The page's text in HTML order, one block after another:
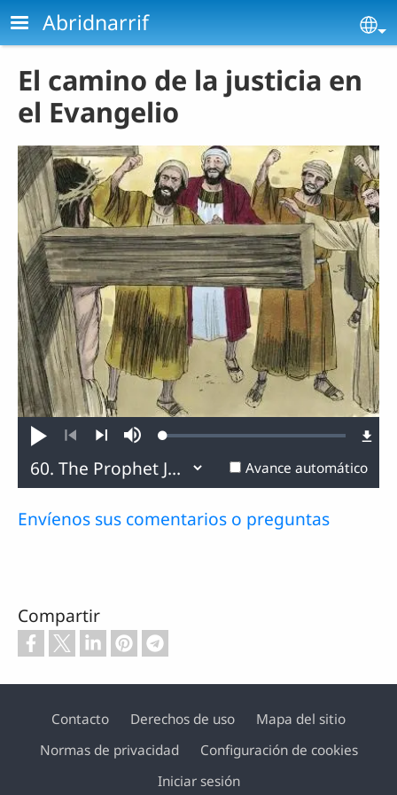
Pasar al contenido principal
Abridnarrif
El camino de la justicia en
el Evangelio
Reproducir
AnteriorSiguiente
SilenciarLoaded:
Avance automático
Envíenos sus comentarios o preguntas
Compartir
Pie de página
Contacto Derechos de uso
Mapa del sitio
Normas de privacidad
Configuración de cookies
Iniciar sesión